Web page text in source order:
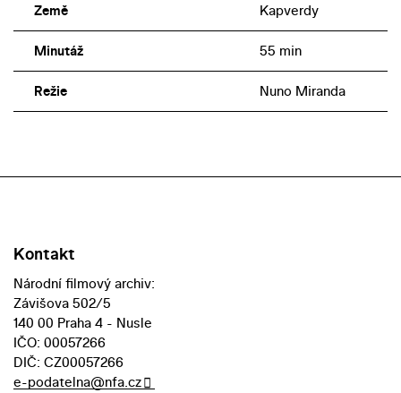
Země Kapverdy
Minutáž 55 min
Režie Nuno Miranda
Kontakt
Národní filmový archiv:
Závišova 502/5
140 00 Praha 4 - Nusle
IČO: 00057266
DIČ: CZ00057266
e-podatelna@nfa.cz